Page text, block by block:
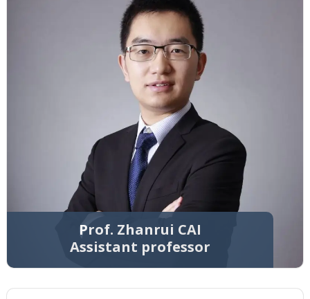
Prof. Zhanrui CAI
Assistant professor